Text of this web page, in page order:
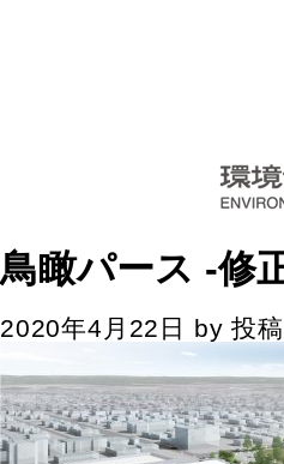
鳥瞰パース -修
2020年4月22日 by投